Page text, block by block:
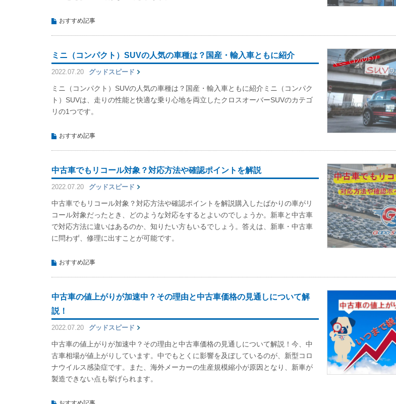
おすすめ記事
ミニ（コンパクト）SUVの人気の車種は？国産・輸入車ともに紹介
2022.07.20 グッドスピード
ミニ（コンパクト）SUVの人気の車種は？国産・輸入車ともに紹介ミニ（コンパク
ト）SUVは、走りの性能と快適な乗り心地を両立したクロスオーバーSUVのカテゴ
リの1つです。
おすすめ記事
中古車でもリコール対象？対応方法や確認ポイントを解説
2022.07.20 グッドスピード
中古車でもリコール対象？対応方法や確認ポイントを解説購入したばかりの車がリ
コール対象だったとき、どのような対応をするとよいのでしょうか。新車と中古車
で対応方法に違いはあるのか、知りたい方もいるでしょう。答えは、新車・中古車
に問わず、修理に出すことが可能です。
おすすめ記事
中古車の値上がりが加速中？その理由と中古車価格の見通しについて解
説！
2022.07.20 グッドスピード
中古車の値上がりが加速中？その理由と中古車価格の見通しについて解説！今、中
古車相場が値上がりしています。中でもとくに影響を及ぼしているのが、新型コロ
ナウイルス感染症です。また、海外メーカーの生産規模縮小が原因となり、新車が
製造できない点も挙げられます。